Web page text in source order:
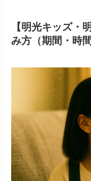
【明光キッズ・
み方（期間・時